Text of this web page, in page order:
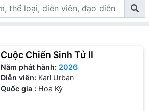
Cuộc Chiến Sinh Tử II
Năm phát hành: 2026
Diễn viên: Karl Urban
Quốc gia : Hoa Kỳ